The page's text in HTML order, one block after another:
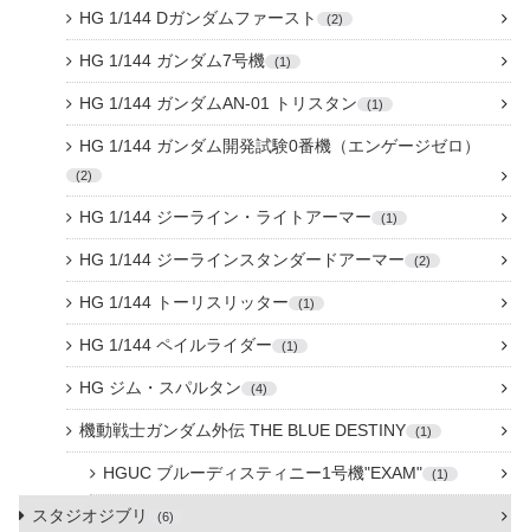
HG 1/144 Dガンダムファースト 2
HG 1/144 ガンダム7号機 1
HG 1/144 ガンダムAN-01 トリスタン 1
HG 1/144 ガンダム開発試験0番機（エンゲージゼロ）
2
HG 1/144 ジーライン・ライトアーマー 1
HG 1/144 ジーラインスタンダードアーマー 2
HG 1/144 トーリスリッター 1
HG 1/144 ペイルライダー 1
HG ジム・スパルタン 4
機動戦士ガンダム外伝 THE BLUE DESTINY 1
HGUC ブルーディスティニー1号機"EXAM" 1
スタジオジブリ 6